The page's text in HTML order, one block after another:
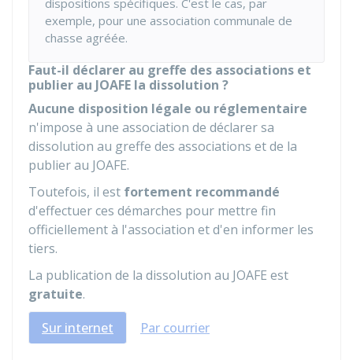
dispositions spécifiques. C'est le cas, par
exemple, pour une association communale de
chasse agréée.
Faut-il déclarer au greffe des associations et
publier au JOAFE la dissolution ?
Aucune disposition légale ou réglementaire
n'impose à une association de déclarer sa
dissolution au greffe des associations et de la
publier au JOAFE.
Toutefois, il est fortement recommandé
d'effectuer ces démarches pour mettre fin
officiellement à l'association et d'en informer les
tiers.
La publication de la dissolution au JOAFE est
gratuite.
Sur internet
Par courrier